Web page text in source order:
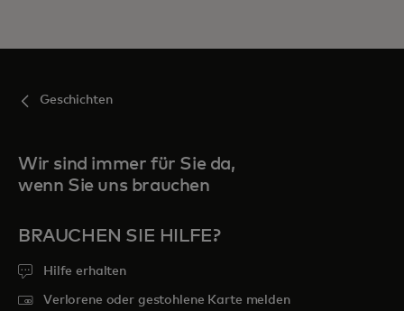
Geschichten
Wir sind immer für Sie da,
wenn Sie uns brauchen
BRAUCHEN SIE HILFE?
Hilfe erhalten
Verlorene oder gestohlene Karte melden